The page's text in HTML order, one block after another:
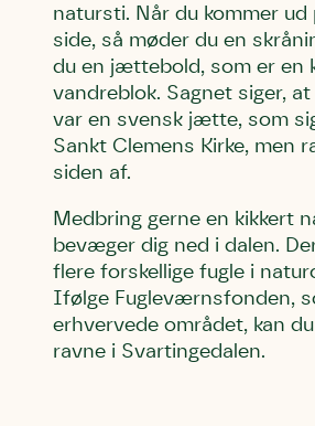
natursti. Når du kommer ud
side, så møder du en
du en jættebold, som er en
vandreblok. Sagnet siger,
var en svensk jætte, som
Sankt Clemens Kirke, men
siden af.
Medbring gerne en kikkert
bevæger dig ned i dalen.
flere forskellige fugle i
Ifølge Fugleværnsfonden,
erhvervede området, kan
ravne i Svartingedalen.